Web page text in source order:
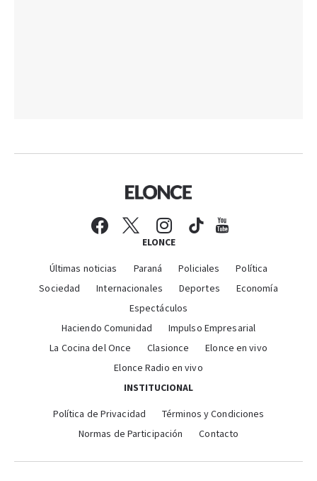
ELONCE
Últimas noticias Paraná Policiales
Política
Sociedad
Internacionales Deportes
Economía
Espectáculos
Haciendo Comunidad
Impulso Empresarial
La Cocina del Once
Clasionce
Elonce en vivo
Elonce Radio en vivo
INSTITUCIONAL
Política de Privacidad
Términos y Condiciones
Normas de Participación
Contacto